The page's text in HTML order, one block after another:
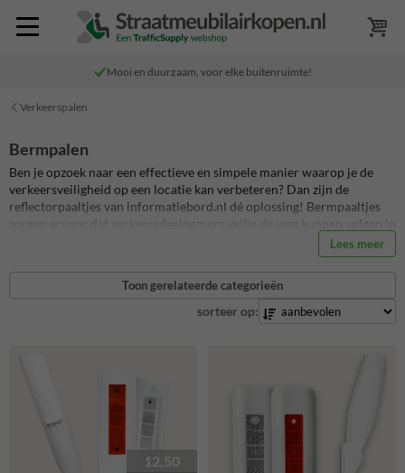
Mooi en duurzaam, voor elke buitenruimte!
Verkeerspalen
Bermpalen
Ben je opzoek naar een effectieve en simpele manier waarop je de
verkeersveiligheid op een locatie kan verbeteren? Dan zijn de
reflectorpaaltjes van informatiebord.nl dé oplossing! Bermpaaltjes
zorgen ervoor dat verkeersdeelnemers veilig de weg kunnen volgen in
het donker of tijdens hevige weersomstandigheden, bovendien zijn de
bermpalen gemakkelijk en snel te installeren. Bermpalen zijn
verkrijgbaar in verschillende uitvoeringen en kleuren, voor
verschillende situaties. Reflectorpalen worden vervaardigd uit
kuststof, dat bestand is tegen alle weersomstandigheden en wat
Lees meer
Toon gerelateerde categorieën
sorteer op:
12,50